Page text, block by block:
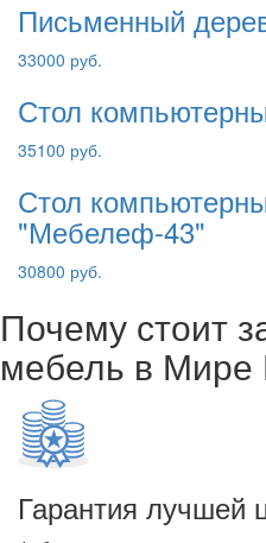
Письменный
33000 руб.
Стол
35100 руб.
Стол
"Мебелеф-43"
30800 руб.
Почему стоит
мебель в
Гарантия лучшей